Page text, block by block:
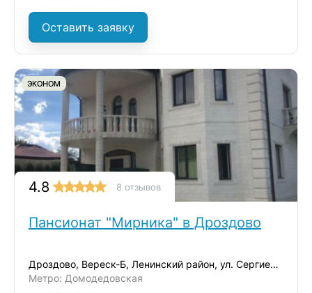
Оставить заявку
ЭКОНОМ
4.8 8 отзывов
Пансионат "Мирника" в Дроздово
Дроздово, Вереск-Б, Ленинский район, ул. Сергиевская, д.17А
Метро: Домодедовская